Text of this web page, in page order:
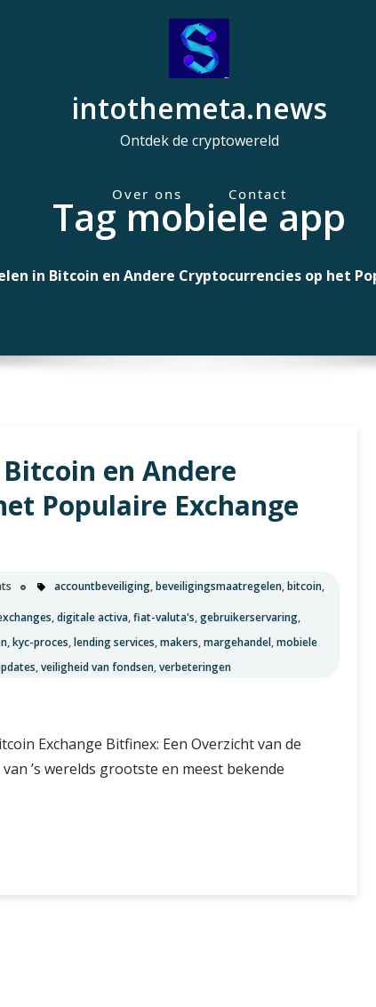
intothemeta.news
Ontdek de cryptowereld
o
f
e
Over ons Contact
Tag mobiele app
in Bitcoin en Andere Cryptocurrencies op het
en Andere
Populaire Exchange
accountbeveiliging,beveiligingsmaatregelen,bitcoin,
,digitale activa,fiat-valuta's,gebruikerservaring,
,kyc-proces,lending services,makers,margehandel,mobiele
,veiligheid van fondsen,verbeteringen
Exchange Bitfinex: Een Overzicht van de
’s werelds grootste en meest bekende